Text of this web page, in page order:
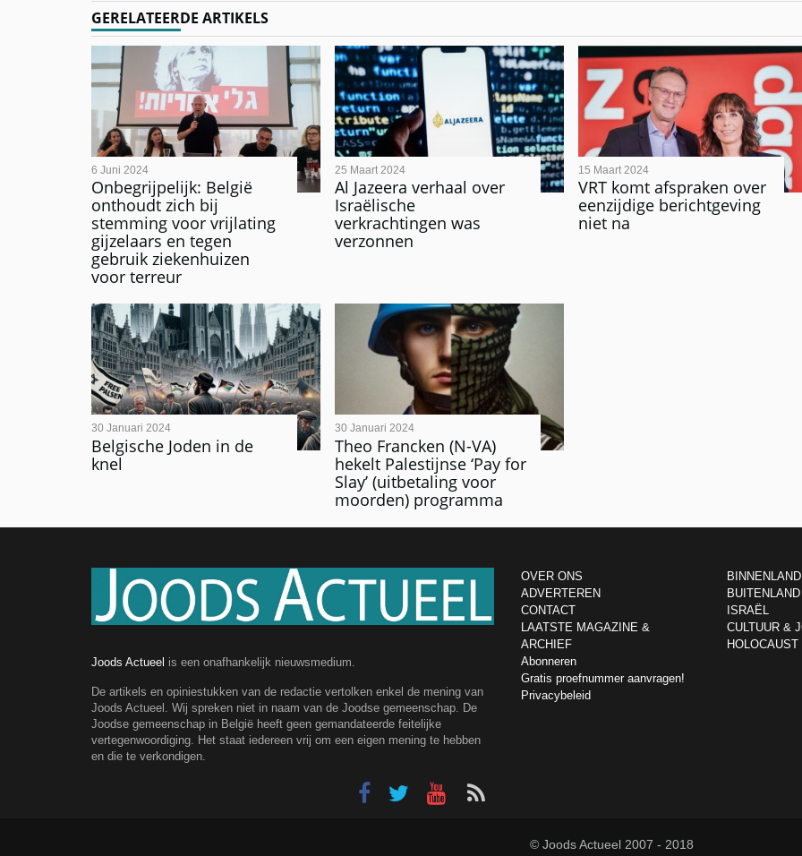
GERELATEERDE ARTIKELS
Onbegrijpelijk: België
onthoudt zich bij
stemming voor vrijlating
gijzelaars en tegen
gebruik ziekenhuizen
voor terreur
6 Juni 2024
Al Jazeera verhaal over
Israëlische
verkrachtingen was
verzonnen
25 Maart 2024
VRT komt afspraken over
eenzijdige berichtgeving
niet na
15 Maart 2024
Belgische Joden in de
knel
30 Januari 2024
Theo Francken (N-VA)
hekelt Palestijnse ‘Pay for
Slay’ (uitbetaling voor
moorden) programma
30 Januari 2024
Joods Actueel is een onafhankelijk nieuwsmedium.
De artikels en opiniestukken van de redactie vertolken enkel de mening van
Joods Actueel. Wij spreken niet in naam van de Joodse gemeenschap. De
Joodse gemeenschap in België heeft geen gemandateerde feitelijke
vertegenwoordiging. Het staat iedereen vrij om een eigen mening te hebben
en die te verkondigen.
OVER ONS
ADVERTEREN
CONTACT
LAATSTE MAGAZINE &
ARCHIEF
Abonneren
Gratis proefnummer aanvragen!
Privacybeleid
BINNENLAND
BUITENLAND
ISRAËL
CULTUUR &
HOLOCAUST
© Joods Actueel 2007 - 2018